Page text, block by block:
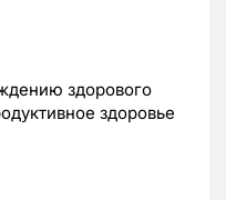
здорового
здоровье